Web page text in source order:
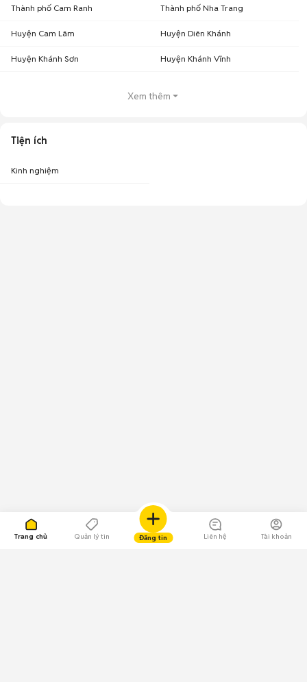
Trang chủ Quản lý tin Đăng tin Liên hệ Tài khoản
Thành phố Cam Ranh Thành phố Nha Trang
Huyện Cam Lâm Huyện Diên Khánh
Huyện Khánh Sơn Huyện Khánh Vĩnh
Xem thêm
Tiện ích
Kinh nghiệm